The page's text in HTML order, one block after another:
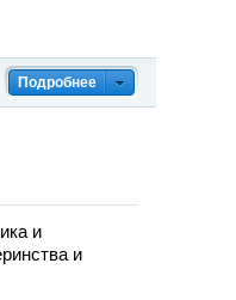
Подробнее
и
и